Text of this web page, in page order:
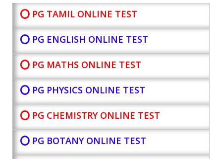
⭕ PG TAMIL ONLINE TEST
⭕ PG ENGLISH ONLINE TEST
⭕ PG MATHS ONLINE TEST
⭕ PG PHYSICS ONLINE TEST
⭕ PG CHEMISTRY ONLINE TEST
⭕ PG BOTANYONLINE TEST